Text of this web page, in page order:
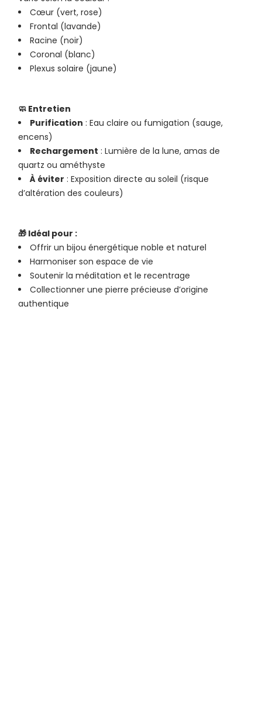
Cœur (vert, rose)
Frontal (lavande)
Racine (noir)
Coronal (blanc)
Plexus solaire (jaune)
🧼 Entretien
Purification : Eau claire ou fumigation (sauge,
encens)
Rechargement : Lumière de la lune, amas de
quartz ou améthyste
À éviter : Exposition directe au soleil (risque
d’altération des couleurs)
🎁 Idéal pour :
Offrir un bijou énergétique noble et naturel
Harmoniser son espace de vie
Soutenir la méditation et le recentrage
Collectionner une pierre précieuse d’origine
authentique